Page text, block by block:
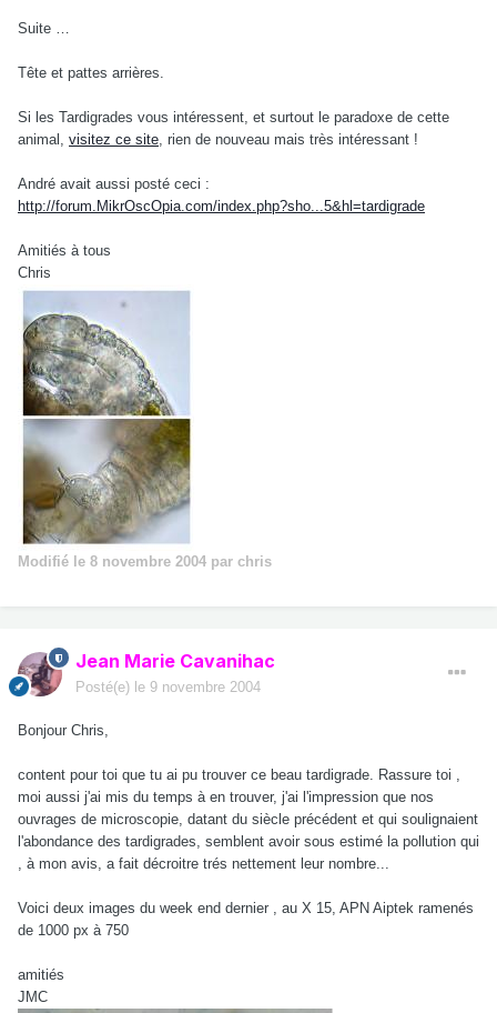
Suite …
Tête et pattes arrières.
Si les Tardigrades vous intéressent, et surtout le paradoxe de cette
animal, visitez ce site, rien de nouveau mais très intéressant !
André avait aussi posté ceci :
http://forum.MikrOscOpia.com/index.php?sho...5&hl=tardigrade
Amitiés à tous
Chris
Modifié le 8 novembre 2004 par chris
Jean Marie Cavanihac
Posté(e) le 9 novembre 2004
Bonjour Chris,
content pour toi que tu ai pu trouver ce beau tardigrade. Rassure toi ,
moi aussi j'ai mis du temps à en trouver, j'ai l'impression que nos
ouvrages de microscopie, datant du siècle précédent et qui soulignaient
l'abondance des tardigrades, semblent avoir sous estimé la pollution qui
, à mon avis, a fait décroitre trés nettement leur nombre...
Voici deux images du week end dernier , au X 15, APN Aiptek ramenés
de 1000 px à 750
amitiés
JMC